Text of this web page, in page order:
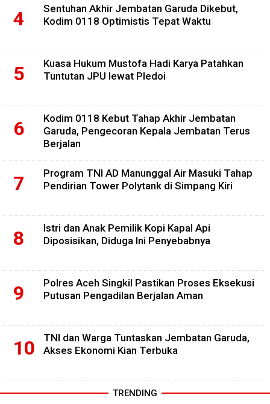
Sentuhan Akhir Jembatan Garuda Dikebut,
Kodim 0118 Optimistis Tepat Waktu
Kuasa Hukum Mustofa Hadi Karya Patahkan
Tuntutan JPU lewat Pledoi
Kodim 0118 Kebut Tahap Akhir Jembatan
Garuda, Pengecoran Kepala Jembatan Terus
Berjalan
Program TNI AD Manunggal Air Masuki Tahap
Pendirian Tower Polytank di Simpang Kiri
Istri dan Anak Pemilik Kopi Kapal Api
Diposisikan, Diduga Ini Penyebabnya
Polres Aceh Singkil Pastikan Proses Eksekusi
Putusan Pengadilan Berjalan Aman
TNI dan Warga Tuntaskan Jembatan Garuda,
Akses Ekonomi Kian Terbuka
TRENDING